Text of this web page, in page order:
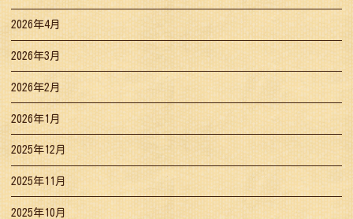
2026年4月
2026年3月
2026年2月
2026年1月
2025年12月
2025年11月
2025年10月